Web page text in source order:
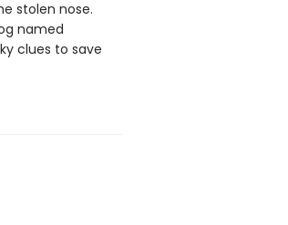
stolen nose.
named
clues to save